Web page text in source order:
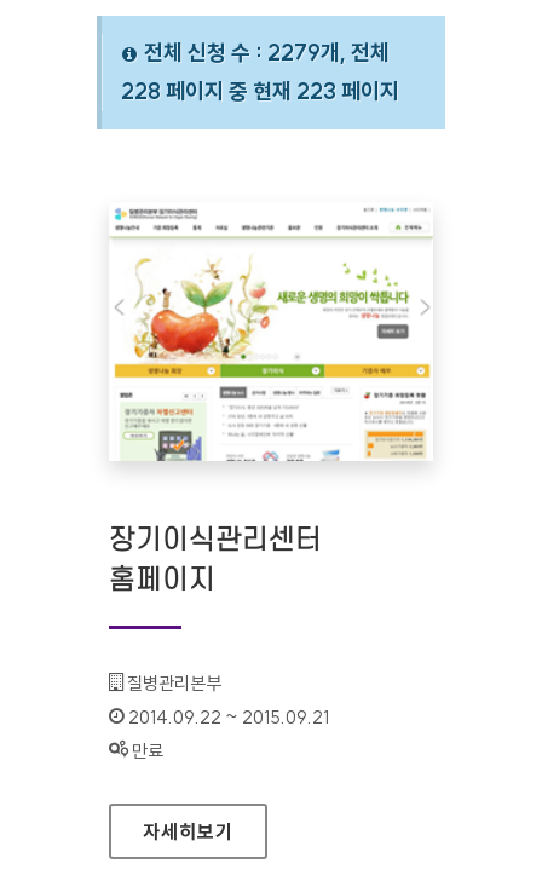
전체 신청 수 : 2279개, 전체
228 페이지 중 현재 223 페이지
장기이식관리센터
홈페이지
기관명 :
질병관리본부
인증기간 :
2014.09.22 ~ 2015.09.21
상태 :
만료
장기이식관리센터 홈페이지
자세히보기